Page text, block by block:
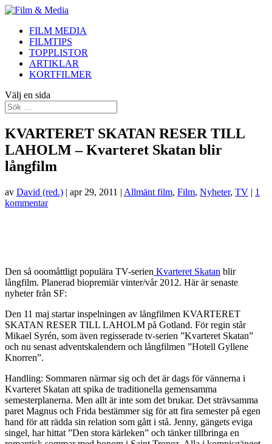
FILM MEDIA
FILMTIPS
TOPPLISTOR
ARTIKLAR
KORTFILMER
Välj en sida
KVARTERET SKATAN RESER TILL
LAHOLM – Kvarteret Skatan blir
långfilm
av David (red.) | apr 29, 2011 | Allmänt film, Film, Nyheter, TV | 1
kommentar
Den så ooomåttligt populära TV-serien Kvarteret Skatan blir
långfilm. Planerad biopremiär vinter/vår 2012. Här är senaste
nyheter från SF:
Den 11 maj startar inspelningen av långfilmen KVARTERET
SKATAN RESER TILL LAHOLM på Gotland. För regin står
Mikael Syrén, som även regisserade tv-serien ”Kvarteret Skatan”
och nu senast adventskalendern och långfilmen ”Hotell Gyllene
Knorren”.
Handling: Sommaren närmar sig och det är dags för vännerna i
Kvarteret Skatan att spika de traditionella gemensamma
semesterplanerna. Men allt är inte som det brukar. Det strävsamma
paret Magnus och Frida bestämmer sig för att fira semester på egen
hand för att rädda sin relation som gått i stå. Jenny, gängets eviga
singel, har hittat ”Den stora kärleken” och tänker tillbringa en